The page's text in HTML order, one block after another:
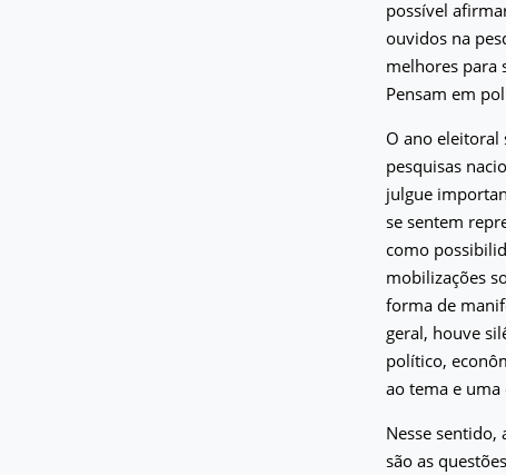
possível
ouvidos na
melhores para
Pensam em
O ano eleitoral
pesquisas
julgue
se sentem
como
mobilizações
forma de
geral, houve
político,
ao tema e uma
Nesse
são as